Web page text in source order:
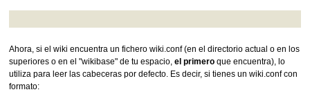
Ahora, si el wiki encuentra un fichero wiki.conf (en el directorio actual o en los
superiores o en el "wikibase" de tu espacio, el primeroque encuentra), lo
utiliza para leer las cabeceras por defecto. Es decir, si tienes un wiki.conf con
formato: